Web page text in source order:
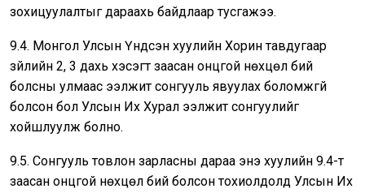
зохицуулалтыг дараахь байдлаар тусгажээ.
9.4. Монгол Улсын Үндсэн хуулийн Хорин тавдугаар
зүйлийн 2, 3 дахь хэсэгт заасан онцгой нөхцөл бий
болсны улмаас ээлжит сонгууль явуулах боломжгүй
болсон бол Улсын Их Хурал ээлжит сонгуулийг
хойшлуулж болно.
9.5. Сонгууль товлон зарласны дараа энэ хуулийн 9.4-т
заасан онцгой нөхцөл бий болсон тохиолдолд Улсын Их